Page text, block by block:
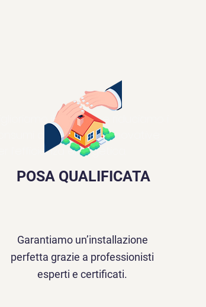
il comfort e riduciamo i
con soluzioni innovative
l’efficienza energetica.
POSA QUALIFICATA
Garantiamo un’installazione
perfetta grazie a professionisti
esperti e certificati.